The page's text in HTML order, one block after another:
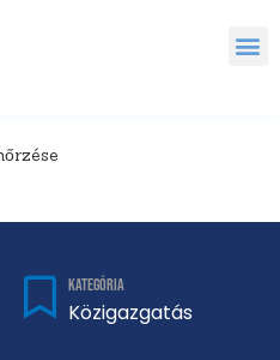
Kategória
Közigazgatás